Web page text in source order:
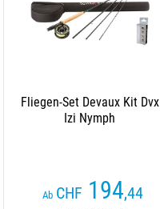
Fliegen-Set Devaux Kit Dvx
Izi Nymph
Ab CHF 194,44